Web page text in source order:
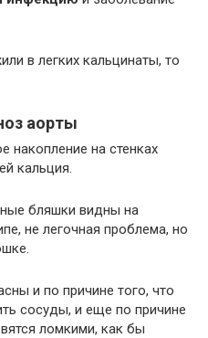
в легких кальцинаты, то
аорты
накопление на стенках
кальция.
бляшки видны на
не легочная проблема, но
и по причине того, что
сосуды, и еще по причине
ломкими, как бы